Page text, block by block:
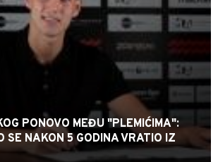
PONOVO MEĐU "PLEMIĆIMA":
SE NAKON 5 GODINA VRATIO IZ